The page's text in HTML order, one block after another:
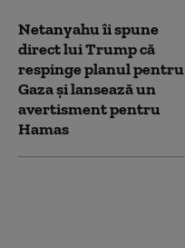
Netanyahu îi spune
direct lui Trump că
respinge planul pentru
Gaza și lansează un
avertisment pentru
Hamas